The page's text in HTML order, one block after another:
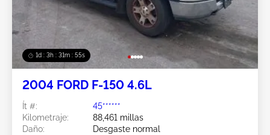
1d : 3h : 31m : 52s
2004 FORD F-150 4.6L
Ít #:
45******
Kilometraje:
88,461 millas
Daño:
Desgaste normal